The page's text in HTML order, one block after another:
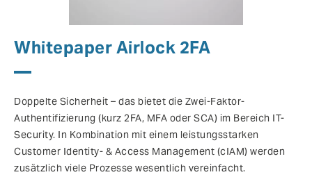
Whitepaper Airlock 2FA
Doppelte Sicherheit – das bietet die Zwei-Faktor-
Authentifizierung (kurz 2FA, MFA oder SCA) im Bereich IT-
Security. In Kombination mit einem leistungsstarken
Customer Identity- & Access Management (cIAM) werden
zusätzlich viele Prozesse wesentlich vereinfacht.